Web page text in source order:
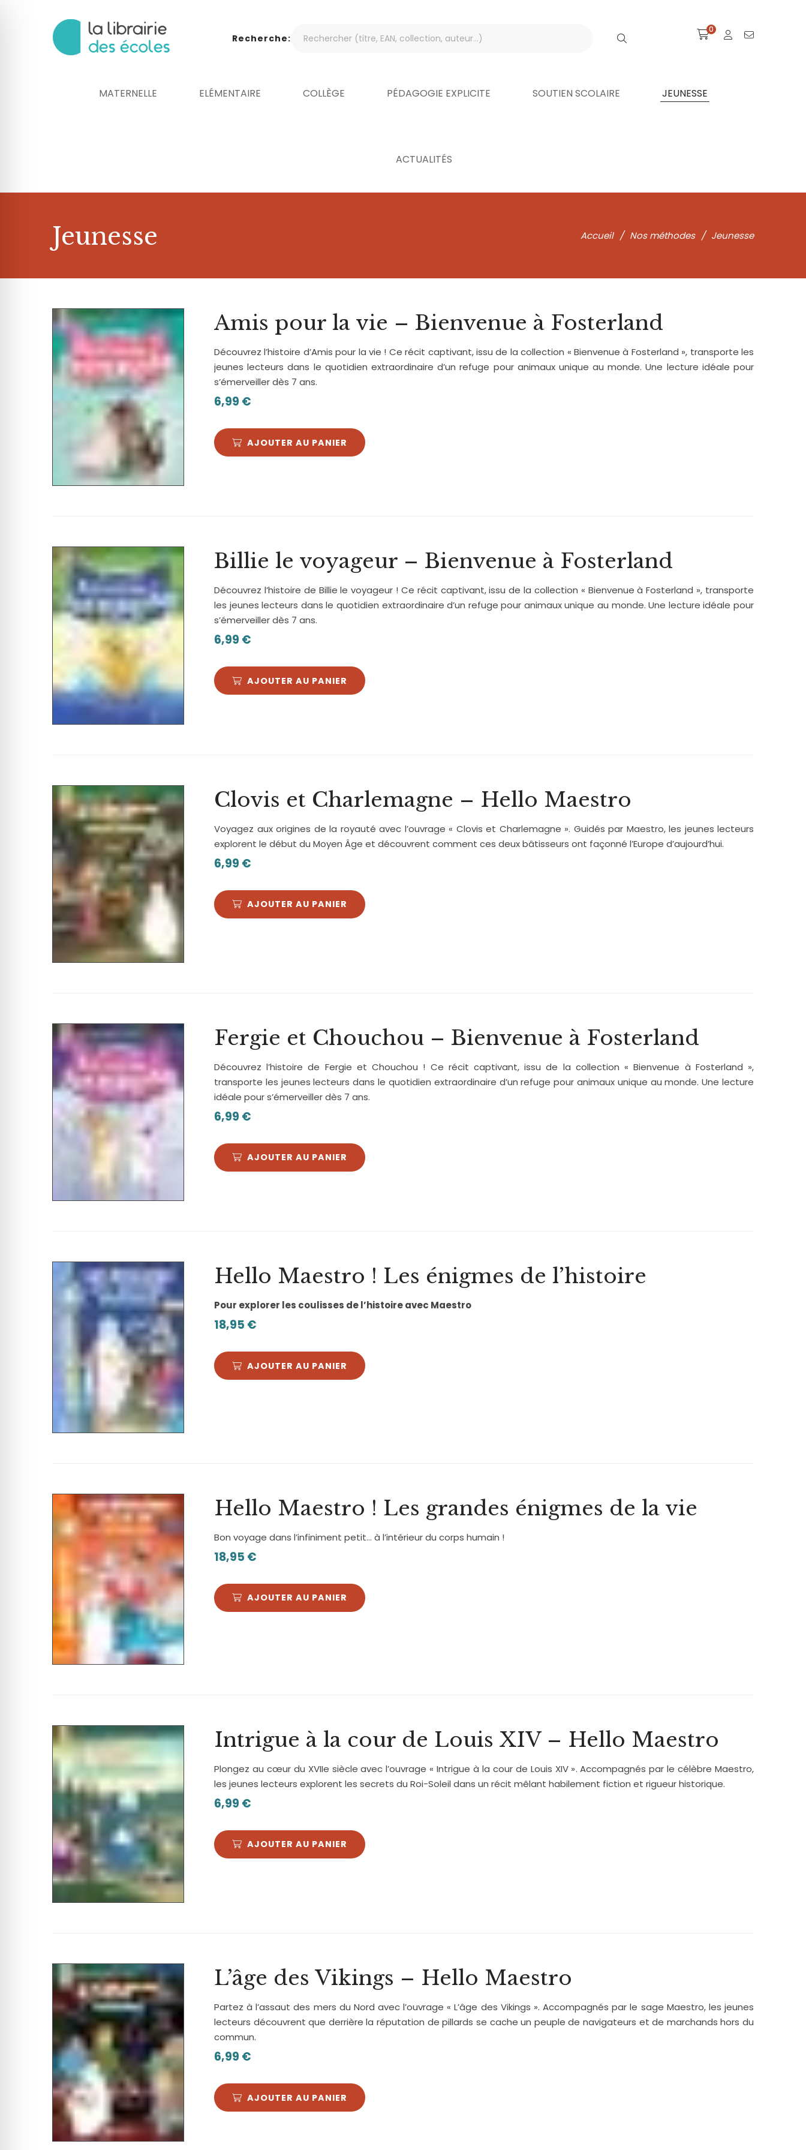
Recherche:
0
MATERNELLE ELÉMENTAIRE COLLÈGE PÉDAGOGIE EXPLICITE SOUTIEN SCOLAIRE JEUNESSE
ACTUALITÉS
Jeunesse Accueil / Nos méthodes / Jeunesse
Amis pour la vie – Bienvenue à Fosterland
Découvrez l’histoire d’Amis pour la vie ! Ce récit captivant, issu de la collection « Bienvenue à Fosterland », transporte les
jeunes lecteurs dans le quotidien extraordinaire d’un refuge pour animaux unique au monde. Une lecture idéale pour
s’émerveiller dès 7 ans.
6,99 €
AJOUTER AU PANIER
Billie le voyageur – Bienvenue à Fosterland
Découvrez l’histoire de Billie le voyageur ! Ce récit captivant, issu de la collection « Bienvenue à Fosterland », transporte
les jeunes lecteurs dans le quotidien extraordinaire d’un refuge pour animaux unique au monde. Une lecture idéale pour
s’émerveiller dès 7 ans.
6,99 €
AJOUTER AU PANIER
Clovis et Charlemagne – Hello Maestro
Voyagez aux origines de la royauté avec l’ouvrage « Clovis et Charlemagne ». Guidés par Maestro, les jeunes lecteurs
explorent le début du Moyen Âge et découvrent comment ces deux bâtisseurs ont façonné l’Europe d’aujourd’hui.
6,99 €
AJOUTER AU PANIER
Fergie et Chouchou – Bienvenue à Fosterland
Découvrez l’histoire de Fergie et Chouchou ! Ce récit captivant, issu de la collection « Bienvenue à Fosterland »,
transporte les jeunes lecteurs dans le quotidien extraordinaire d’un refuge pour animaux unique au monde. Une lecture
idéale pour s’émerveiller dès 7 ans.
6,99 €
AJOUTER AU PANIER
Hello Maestro ! Les énigmes de l’histoire
Pour explorer les coulisses de l’histoire avec Maestro
18,95 €
AJOUTER AU PANIER
Hello Maestro ! Les grandes énigmes de la vie
Bon voyage dans l’infiniment petit… à l’intérieur du corps humain !
18,95 €
AJOUTER AU PANIER
Intrigue à la cour de Louis XIV – Hello Maestro
Plongez au cœur du XVIIe siècle avec l’ouvrage« Intrigue à la cour de Louis XIV ». Accompagnés par le célèbre Maestro,
les jeunes lecteurs explorent les secrets du Roi-Soleil dans un récit mêlant habilement fiction et rigueur historique.
6,99 €
AJOUTER AU PANIER
L’âge des Vikings – Hello Maestro
Partez à l’assaut des mers du Nord avec l’ouvrage « L’âge des Vikings ». Accompagnés par le sage Maestro, les jeunes
lecteurs découvrent que derrière la réputation de pillards se cache un peuple de navigateurs et de marchands hors du
commun.
6,99 €
AJOUTER AU PANIER
adapté au TDAH
épilepsie